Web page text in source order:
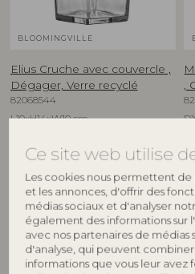
Ce site web utilise
Les cookies nous permettent
et les annonces, d'offrir des
médias sociaux et d'analyser
également des informations sur
avec nos partenaires de médias
d'analyse, qui peuvent
informations que vous leur avez
BLOOMINGVILLE
Elius Cruche avec couvercle ,
Dégager, Verre recyclé
82068544
L10xH14xW10 cm
16,90
,
€
NOUVEAUTÉ